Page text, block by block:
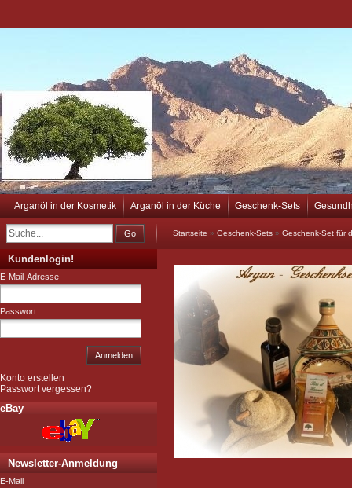
Arganöl in der Kosmetik Arganöl in der Küche Geschenk-Sets
Go Startseite » Geschenk-Sets » Geschenk-Set für
Kundenlogin!
E-Mail-Adresse
Passwort
Anmelden
Konto erstellen
Passwort vergessen?
eBay
Newsletter-Anmeldung
E-Mail